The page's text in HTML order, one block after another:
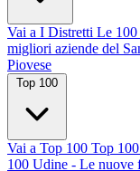
Vai a I Distretti Le 100
migliori aziende del
Piovese
Top 100
Vai a Top 100 Top
100 Udine - Le nuove